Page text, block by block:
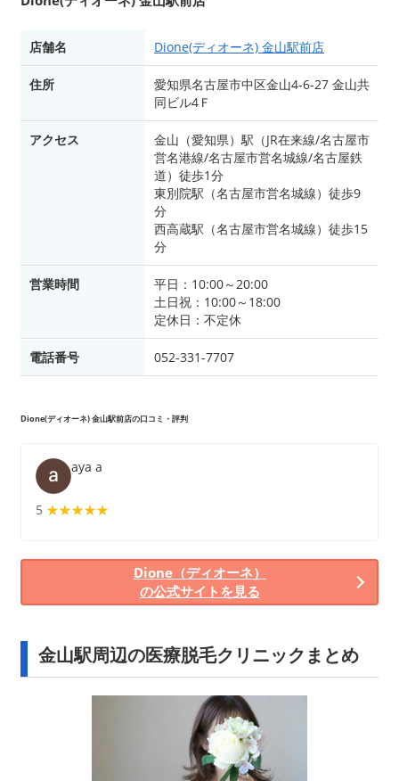
店舗名 Dione(ディオーネ) 金山駅前店
住所
愛知県名古屋市中区金山4-6-27 金山共
同ビル4Ｆ
アクセス
金山（愛知県）駅（JR在来線/名古屋市
営名港線/名古屋市営名城線/名古屋鉄
道）徒歩1分
東別院駅（名古屋市営名城線）徒歩9
分
西高蔵駅（名古屋市営名城線）徒歩15
分
営業時間
平日：10:00～20:00
土日祝：10:00～18:00
定休日：不定休
電話番号 052-331-7707
Dione(ディオーネ) 金山駅前店の口コミ・評判
aya a
5 ★★★★★
★★★★★
Dione（ディオーネ）
の公式サイトを見る
金山駅周辺の医療脱毛クリニックまとめ